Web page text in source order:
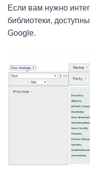
Если вам нужно
библиотеки,
Google.